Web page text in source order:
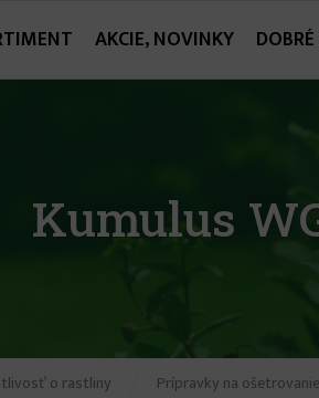
AKCIE, NOVINKY
Kumulus
o rastliny Prípravky na